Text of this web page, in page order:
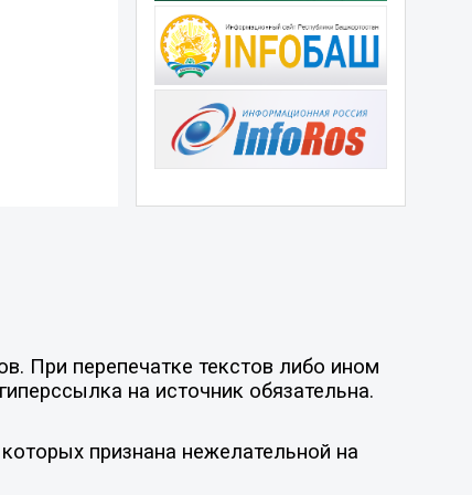
При перепечатке текстов либо ином
на источник обязательна.
признана нежелательной на